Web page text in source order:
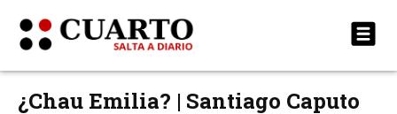
¿Chau Emilia? | Santiago Caputo